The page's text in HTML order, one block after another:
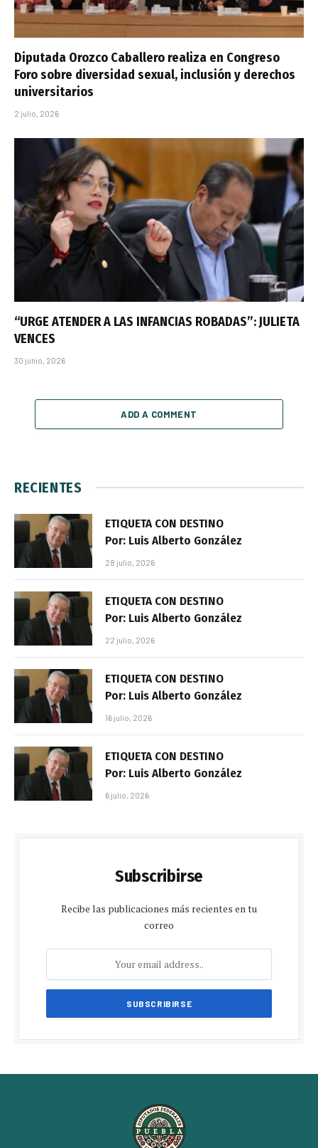
Diputada Orozco Caballero realiza en Congreso
Foro sobre diversidad sexual, inclusión y derechos
universitarios
2 julio, 2026
“URGE ATENDER A LAS INFANCIAS ROBADAS”: JULIETA
VENCES
30 junio, 2026
ADD A COMMENT
RECIENTES
ETIQUETA CON DESTINO
Por: Luis Alberto González
28 julio, 2026
ETIQUETA CON DESTINO
Por: Luis Alberto González
22 julio, 2026
ETIQUETA CON DESTINO
Por: Luis Alberto González
16 julio, 2026
ETIQUETA CON DESTINO
Por: Luis Alberto González
6 julio, 2026
Subscribirse
Recibe las publicaciones más recientes en tu
correo